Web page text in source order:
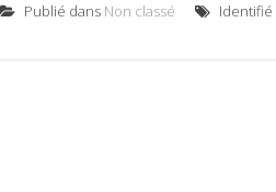
Publié dans Non classé Identifié